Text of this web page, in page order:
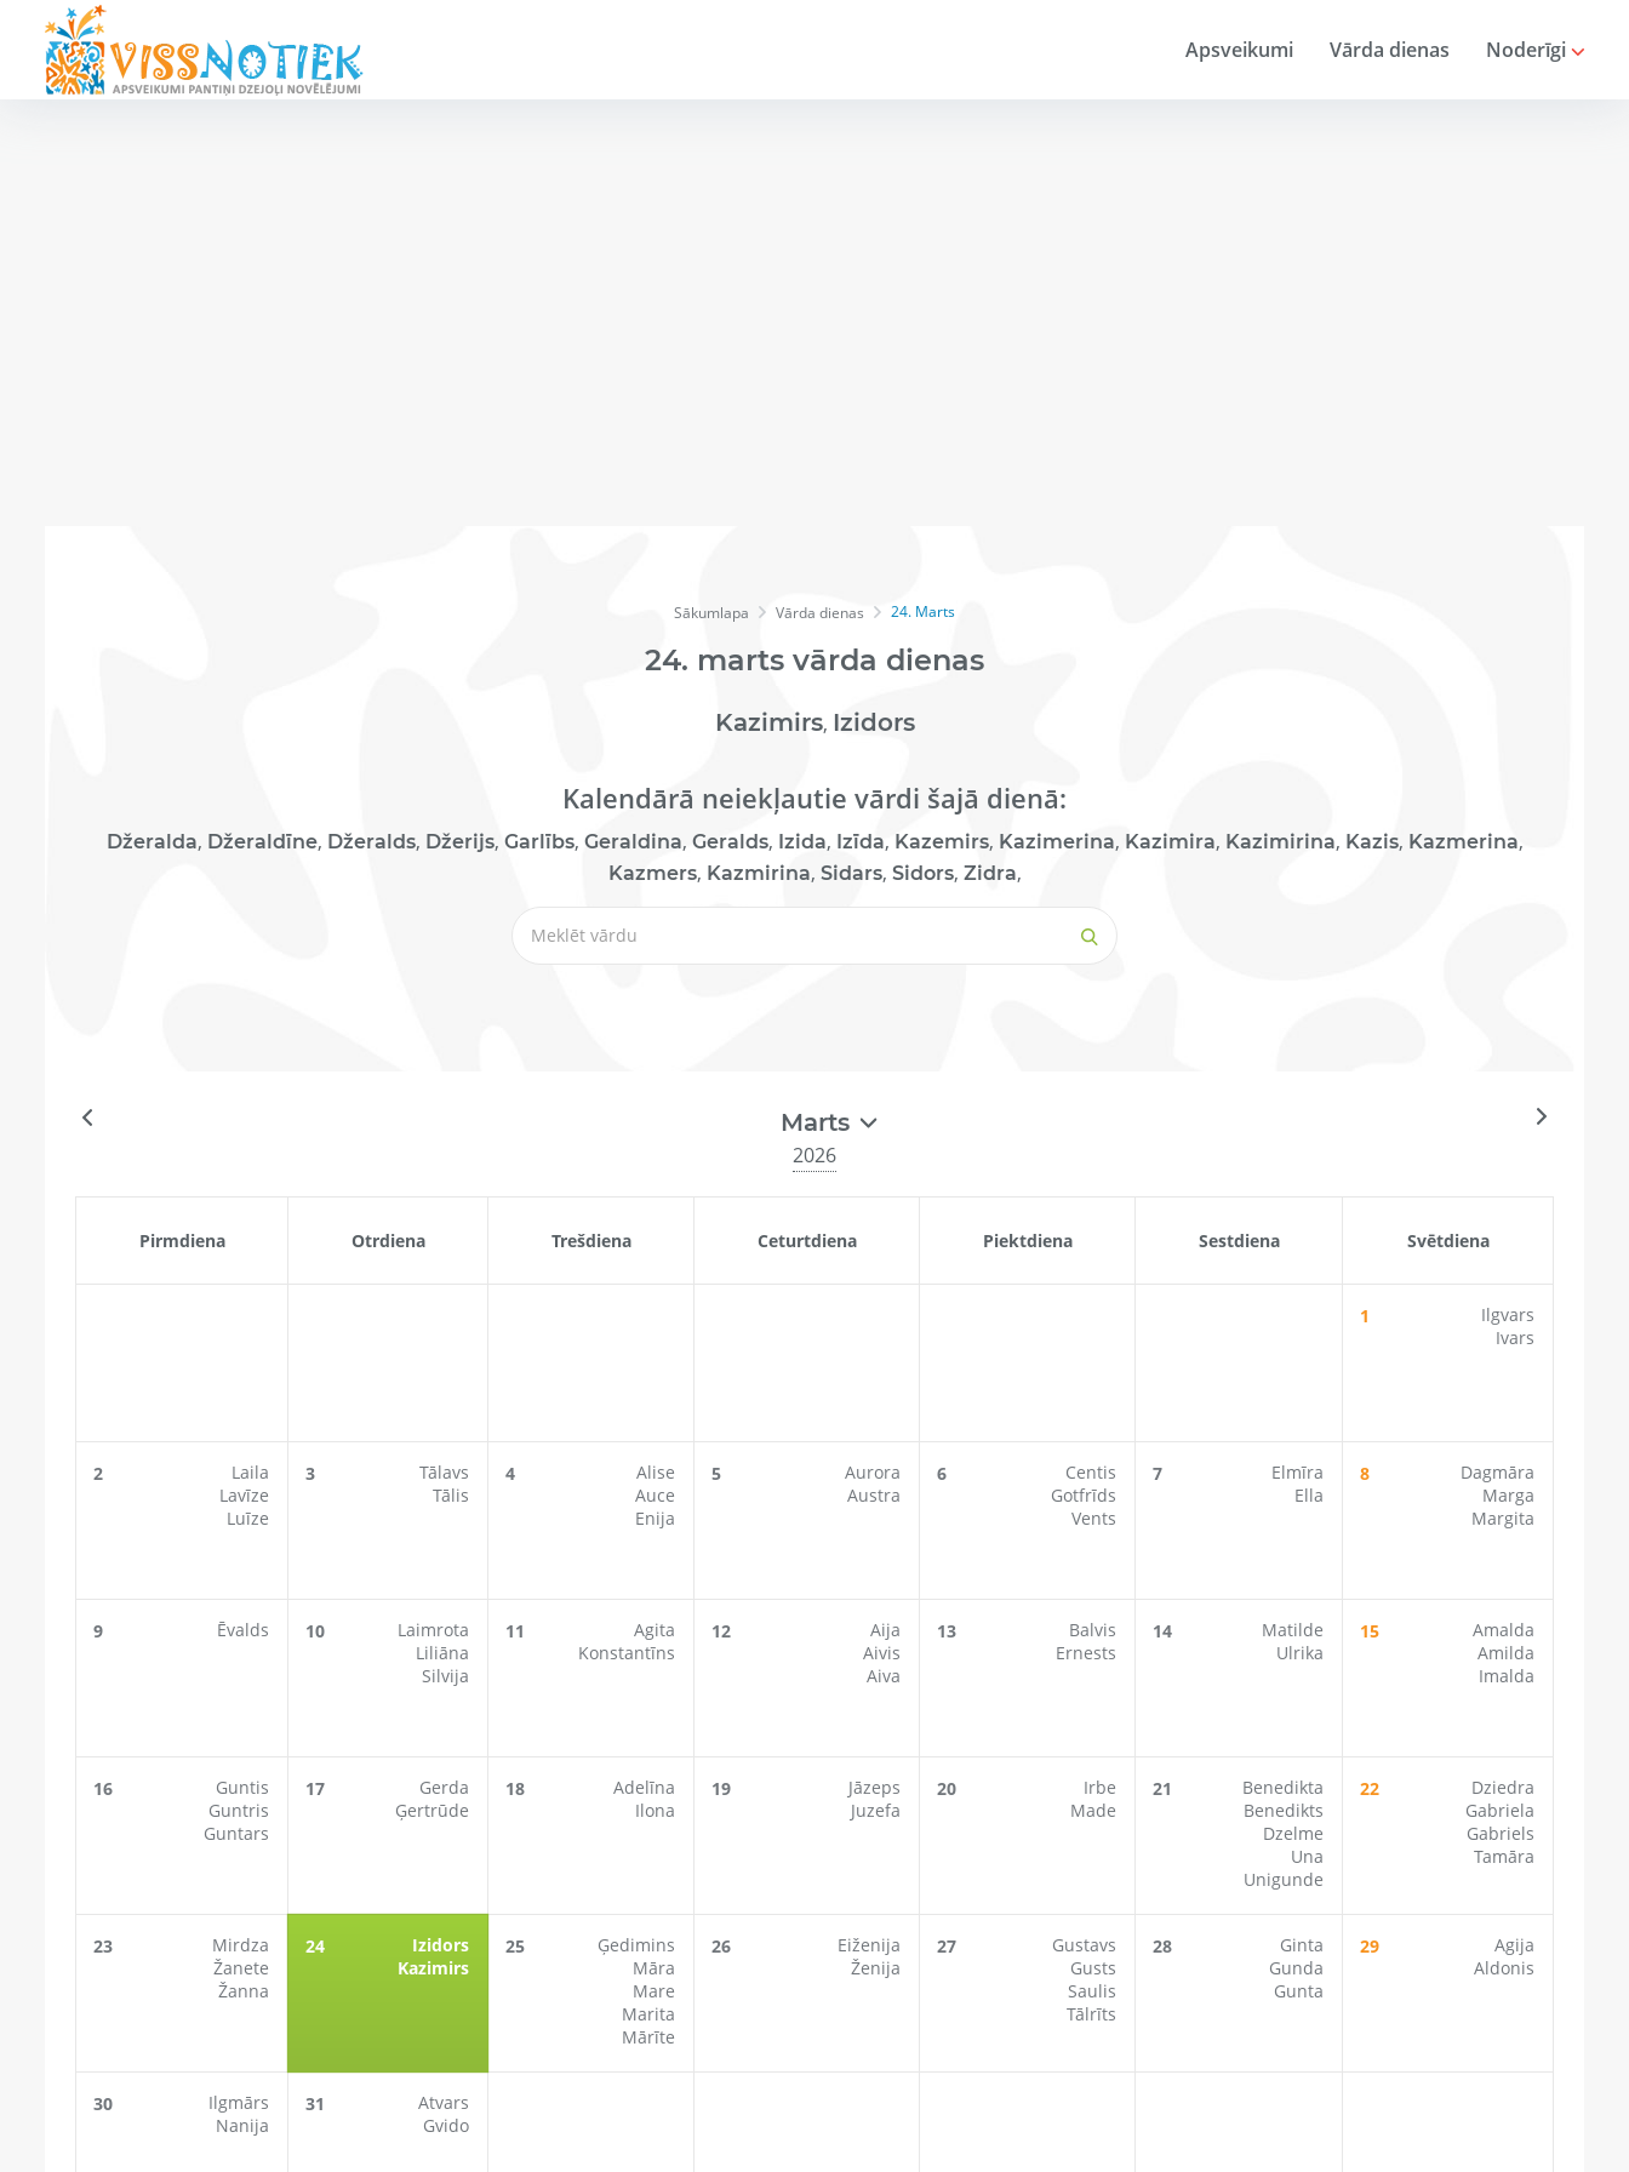
Apsveikumi Vārda dienas Noderīgi
Sākumlapa Vārda dienas 24. Marts
24. marts vārda dienas
Kazimirs, Izidors
Kalendārā neiekļautie vārdi šajā dienā:
Džeralda, Džeraldīne, Džeralds, Džerijs, Garlībs, Geraldina, Geralds, Izida, Izīda, Kazemirs, Kazimerina, Kazimira, Kazimirina, Kazis, Kazmerina,
Kazmers, Kazmirina, Sidars, Sidors, Zidra,
Marts
2026
Pirmdiena Otrdiena Trešdiena Ceturtdiena Piektdiena Sestdiena Svētdiena
1
Ilgvars
Ivars
2
Laila
Lavīze
Luīze
3
Tālavs
Tālis
4
Alise
Auce
Enija
5
Aurora
Austra
6
Centis
Gotfrīds
Vents
7
Elmīra
Ella
8
Dagmāra
Marga
Margita
9 Ēvalds 10
Laimrota
Liliāna
Silvija
11
Agita
Konstantīns
12
Aija
Aivis
Aiva
13
Balvis
Ernests
14
Matilde
Ulrika
15
Amalda
Amilda
Imalda
16
Guntis
Guntris
Guntars
17
Gerda
Ģertrūde
18
Adelīna
Ilona
19
Jāzeps
Juzefa
20
Irbe
Made
21
Benedikta
Benedikts
Dzelme
Una
Unigunde
22
Dziedra
Gabriela
Gabriels
Tamāra
23
Mirdza
Žanete
Žanna
24
Izidors
Kazimirs
25
Ģedimins
Māra
Mare
Marita
Mārīte
26
Eiženija
Ženija
27
Gustavs
Gusts
Saulis
Tālrīts
28
Ginta
Gunda
Gunta
29
Agija
Aldonis
30
Ilgmārs
Nanija
31
Atvars
Gvido